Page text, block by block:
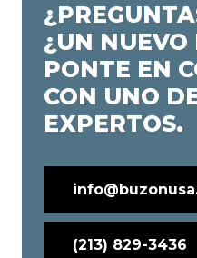
¿UN NUEVO
PONTE EN
CON UNO
EXPERTOS.
(213) 829-3436